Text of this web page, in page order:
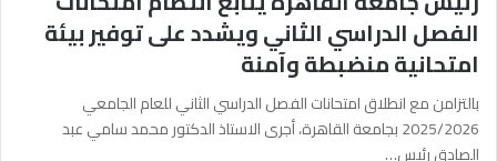
الفصل الدراسي الثاني ويشدد على توفير بيئة
امتحانية منضبطة وآمنة
بالتزامن مع انطلاق امتحانات الفصل الدراسي الثاني للعام الجامعي
2025/2026 بجامعة القاهرة، أجرى الاستاذ الدكتور محمد سامي عبد
الصادق رئيس…